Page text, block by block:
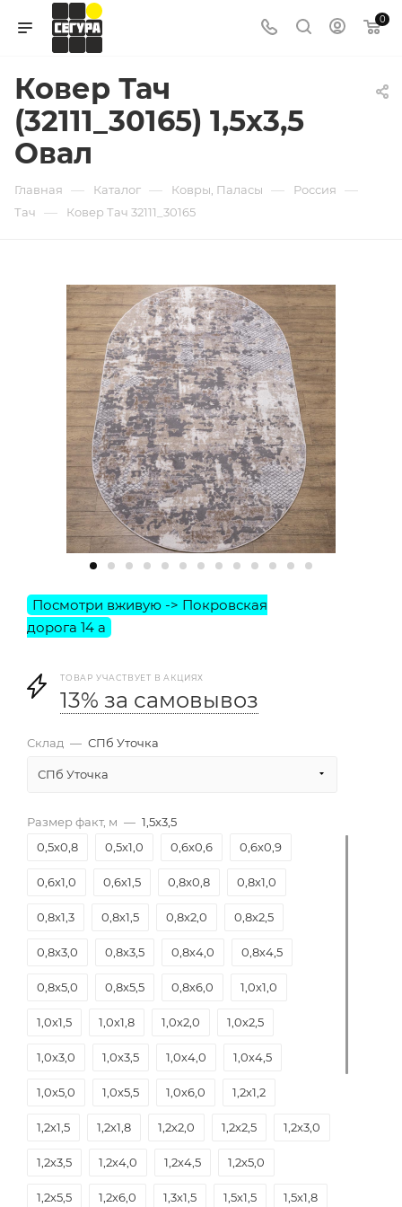
0
Ковер Тач
(32111_30165) 1,5х3,5
Овал
Главная — Каталог — Ковры, Паласы — Россия —
Тач — Ковер Тач 32111_30165
ТОВАР УЧАСТВУЕТ В АКЦИЯХ
13% за самовывоз
Склад — СПб Уточка
СПб Уточка
Размер факт, м — 1,5х3,5
0,5х0,8
0,5х1,0 0,6х0,6 0,6х0,9
0,6х1,0 0,6х1,5 0,8х0,8 0,8х1,0
0,8х1,3 0,8х1,5 0,8х2,0 0,8х2,5
0,8х3,0 0,8х3,5 0,8х4,0 0,8х4,5
0,8х5,0 0,8х5,5 0,8х6,0 1,0х1,0
1,0х1,5 1,0х1,8 1,0х2,0 1,0х2,5
1,0х3,0 1,0х3,5 1,0х4,0 1,0х4,5
1,0х5,0 1,0х5,5 1,0х6,0 1,2х1,2
1,2х1,5 1,2х1,8 1,2х2,0 1,2х2,5 1,2х3,0
1,2х3,5 1,2х4,0 1,2х4,5 1,2х5,0
1,2х5,5 1,2х6,0 1,3х1,5 1,5х1,5 1,5х1,8